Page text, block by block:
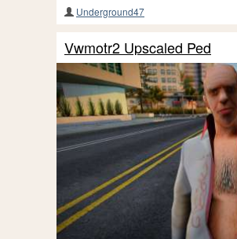
Underground47
Vwmotr2 Upscaled Ped